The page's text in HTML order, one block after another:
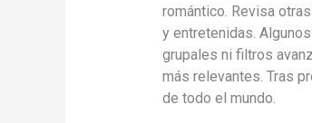
romántico. Revisa
y entretenidas.
grupales ni filtros
más relevantes. Tras
de todo el mundo.